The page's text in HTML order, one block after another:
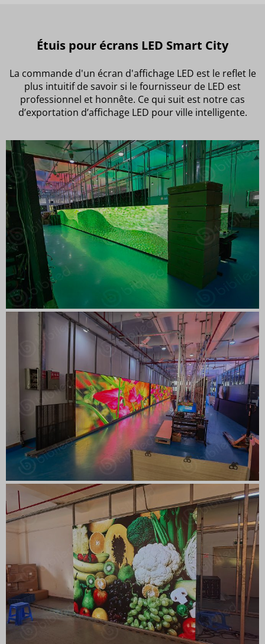
Étuis pour écrans LED Smart City
La commande d'un écran d'affichage LED est le reflet le
plus intuitif de savoir si le fournisseur de LED est
professionnel et honnête. Ce qui suit est notre cas
d’exportation d’affichage LED pour ville intelligente.